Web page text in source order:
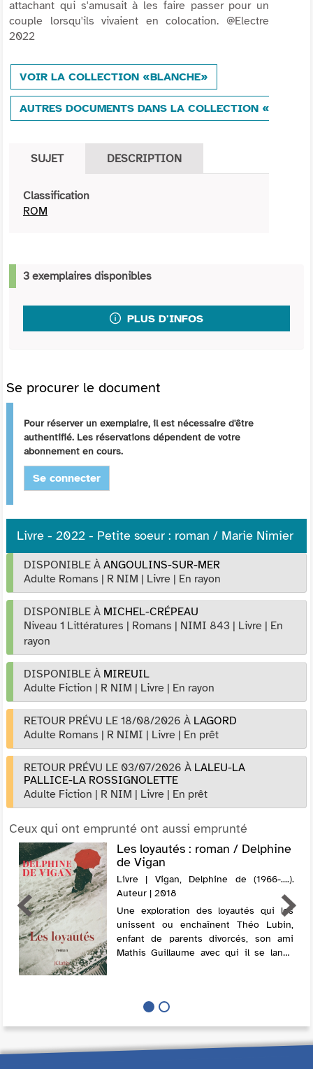
attachant qui s'amusait à les faire passer pour un
couple lorsqu'ils vivaient en colocation. @Electre
2022
VOIR LA COLLECTION «BLANCHE»
AUTRES DOCUMENTS DANS LA COLLECTION
SUJET DESCRIPTION
Classification
ROM
3 exemplaires disponibles
PLUS D'INFOS
Se procurer le document
Pour réserver un exemplaire, il est nécessaire d'être
authentifié. Les réservations dépendent de votre
abonnement en cours.
Se connecter
Livre - 2022 - Petite soeur : roman / Marie Nimier
DISPONIBLE À ANGOULINS-SUR-MER
Adulte Romans | R NIM | Livre | En rayon
DISPONIBLE À MICHEL-CRÉPEAU
Niveau 1 Littératures | Romans | NIMI 843 | Livre | En
rayon
DISPONIBLE À MIREUIL
Adulte Fiction | R NIM | Livre | En rayon
RETOUR PRÉVU LE 18/08/2026 À LAGORD
Adulte Romans | R NIMI | Livre | En prêt
RETOUR PRÉVU LE 03/07/2026 À LALEU-LA
PALLICE-LA ROSSIGNOLETTE
Adulte Fiction | R NIM | Livre | En prêt
Ceux qui ont emprunté ont aussi emprunté
Les loyautés : roman / Delphine
de Vigan
Livre | Vigan, Delphine de (1966-....).
Auteur | 2018
Une exploration des loyautés qui les
unissent ou enchaînent Théo Lubin,
enfant de parents divorcés, son ami
Mathis Guillaume avec qui il se lance